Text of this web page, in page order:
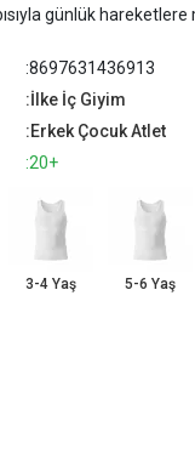
günlük
:8697631436913
:İlke İç Giyim
:Erkek Çocuk Atlet
:20+
3-4 Yaş 5-6 Yaş